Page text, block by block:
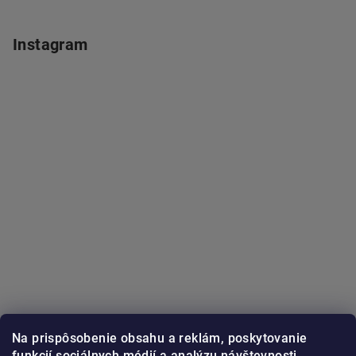
Na prispôsobenie obsahu a reklám, poskytovanie
Instagram